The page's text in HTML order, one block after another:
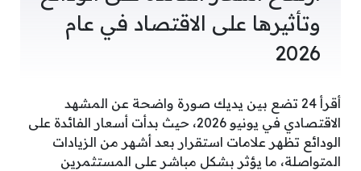
وتأثيرها على الاقتصاد في عام
2026
أقرأ 24 تضع بين يديك صورة واضحة عن المشهد
الاقتصادي في يونيو 2026، حيث بدأت أسعار الفائدة على
الودائع تظهر علامات استقرار بعد أشهر من الزيادات
المتواصلة، ما يؤثر بشكل مباشر على المستثمرين